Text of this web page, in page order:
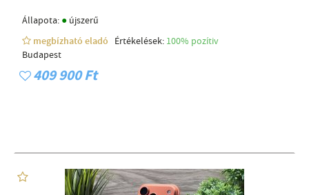
Állapota: ● újszerű
megbízható eladó
Értékelések: 100% pozítiv
Budapest
409 900 Ft